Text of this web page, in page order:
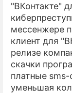
"ВКонтакте"
мессенжере
клиент для
релизе
скачки
платные
уменьшая